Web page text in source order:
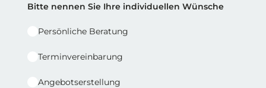
Reihe 2 | Spalte 2
Bitte nennen Sie Ihre individuellen Wünsche
Persönliche Beratung
Terminvereinbarung
Angebotserstellung